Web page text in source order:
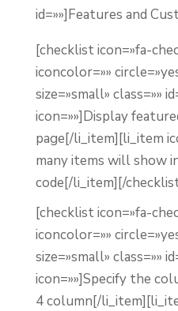
id=»»]Features and
[checklist icon=»fa-
iconcolor=»»
size=»small» class=»»
icon=»»]Display
page[/li_item][li_item
many items will show
code[/li_item][/
[checklist icon=»fa-
iconcolor=»»
size=»small» class=»»
icon=»»]Specify the
4 column[/